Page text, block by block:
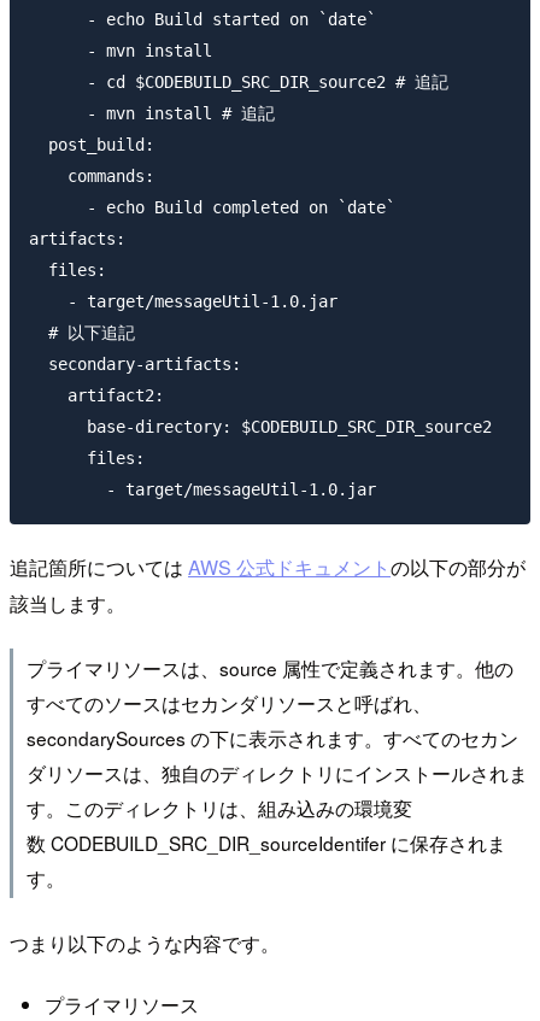
      - echo Build started on `date`
      - mvn install
      - cd $CODEBUILD_SRC_DIR_source2 # 追記
      - mvn install # 追記
  post_build:
    commands:
      - echo Build completed on `date`
artifacts:
  files:
    - target/messageUtil-1.0.jar
  # 以下追記
  secondary-artifacts:
    artifact2:
      base-directory: $CODEBUILD_SRC_DIR_source2
      files:
追記箇所については AWS 公式ドキュメントの以下の部分が
該当します。
プライマリソースは、source 属性で定義されます。他の
すべてのソースはセカンダリソースと呼ばれ、
secondarySources の下に表示されます。すべてのセカン
ダリソースは、独自のディレクトリにインストールされま
す。このディレクトリは、組み込みの環境変
数 CODEBUILD_SRC_DIR_sourceIdentifer に保存されま
す。
つまり以下のような内容です。
プライマリソース